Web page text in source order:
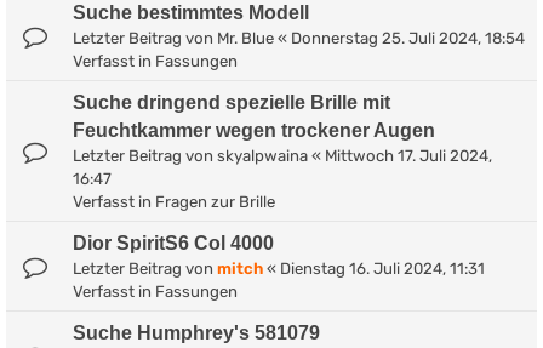
Suche bestimmtes Modell
Letzter Beitrag von Mr. Blue « Donnerstag 25. Juli 2024, 18:54
Verfasst in Fassungen
Suche dringend spezielle Brille mit
Feuchtkammer wegen trockener Augen
Letzter Beitrag von skyalpwaina « Mittwoch 17. Juli 2024,
16:47
Verfasst in Fragen zur Brille
Dior SpiritS6 Col 4000
Letzter Beitrag von mitch « Dienstag 16. Juli 2024, 11:31
Verfasst in Fassungen
Suche Humphrey's 581079